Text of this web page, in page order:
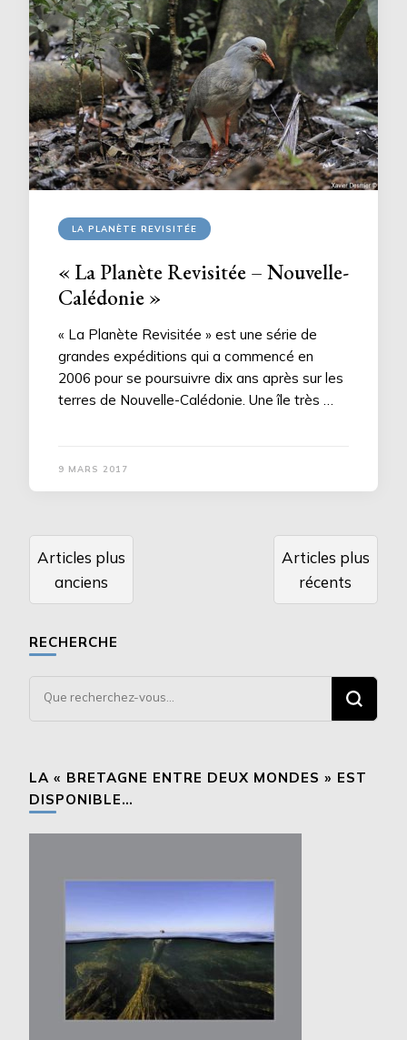
LA PLANÈTE REVISITÉE
« La Planète Revisitée – Nouvelle-
Calédonie »
« La Planète Revisitée » est une série de
grandes expéditions qui a commencé en
2006 pour se poursuivre dix ans après sur les
terres de Nouvelle-Calédonie. Une île très …
9 MARS 2017
Navigation
des
articles
Articles plus
anciens
Articles plus
récents
RECHERCHE
Vous
LA « BRETAGNE ENTRE DEUX MONDES » EST
DISPONIBLE…